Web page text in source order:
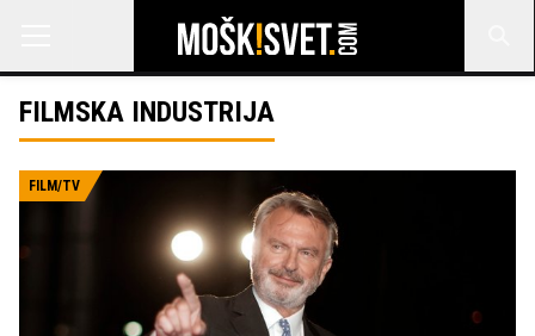
FILMSKA INDUSTRIJA
FILM/TV